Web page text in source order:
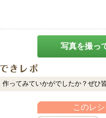
写真を撮っ
作ってみていかがでしたか？ぜひ
このレ